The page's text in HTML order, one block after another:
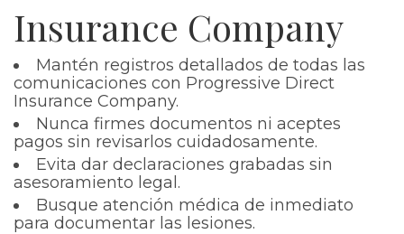
Insurance Company
Mantén registros detallados de todas las
comunicaciones con Progressive Direct
Insurance Company.
Nunca firmes documentos ni aceptes
pagos sin revisarlos cuidadosamente.
Evita dar declaraciones grabadas sin
asesoramiento legal.
Busque atención médica de inmediato
para documentar las lesiones.